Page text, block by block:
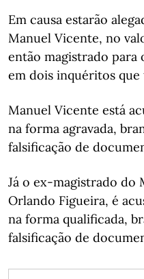
Em causa estarão
Manuel Vicente, no
então magistrado para
em dois inquéritos que
Manuel Vicente está
na forma agravada,
falsificação de
Já o ex-magistrado do
Orlando Figueira, é
na forma qualificada,
falsificação de